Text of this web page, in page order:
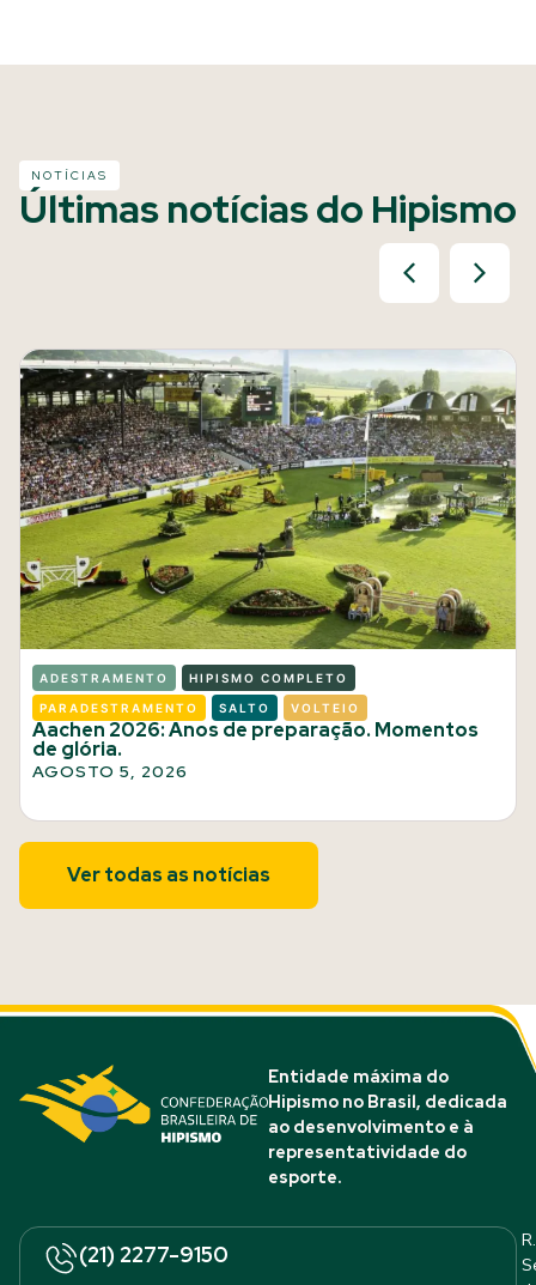
NOTÍCIAS
Últimas notícias do Hipismo
ADESTRAMENTO HIPISMO COMPLETO
PARADESTRAMENTO SALTO VOLTEIO
Aachen 2026: Anos de preparação. Momentos
de glória.
AGOSTO 5, 2026
Ver todas as notícias
Entidade máxima do
Hipismo no Brasil, dedicada
ao desenvolvimento e à
representatividade do
esporte.
(21) 2277-9150
R.